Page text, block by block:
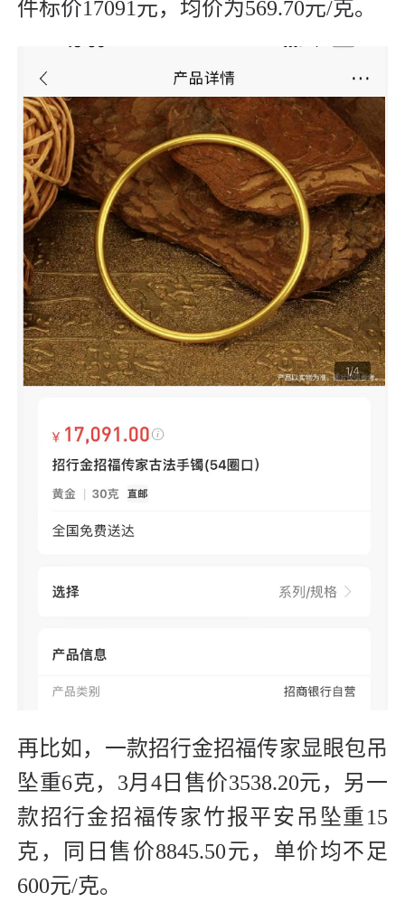
件标价17091元，均价为569.70元/克。
再比如，一款招行金招福传家显眼包吊
坠重6克，3月4日售价3538.20元，另一
款招行金招福传家竹报平安吊坠重15
克，同日售价8845.50元，单价均不足
600元/克。